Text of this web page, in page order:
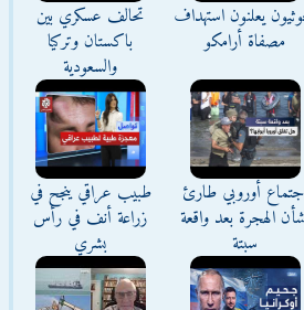
يعلنون استهداف
مصفاة أرامكو
تحالف عسكري بين
باكستان وتركيا
والسعودية
أوروبي طارئ
الهجرة بعد واقعة
سبتة
طبيب عراقي ينجح في
زراعة أنف في رأس
بشري